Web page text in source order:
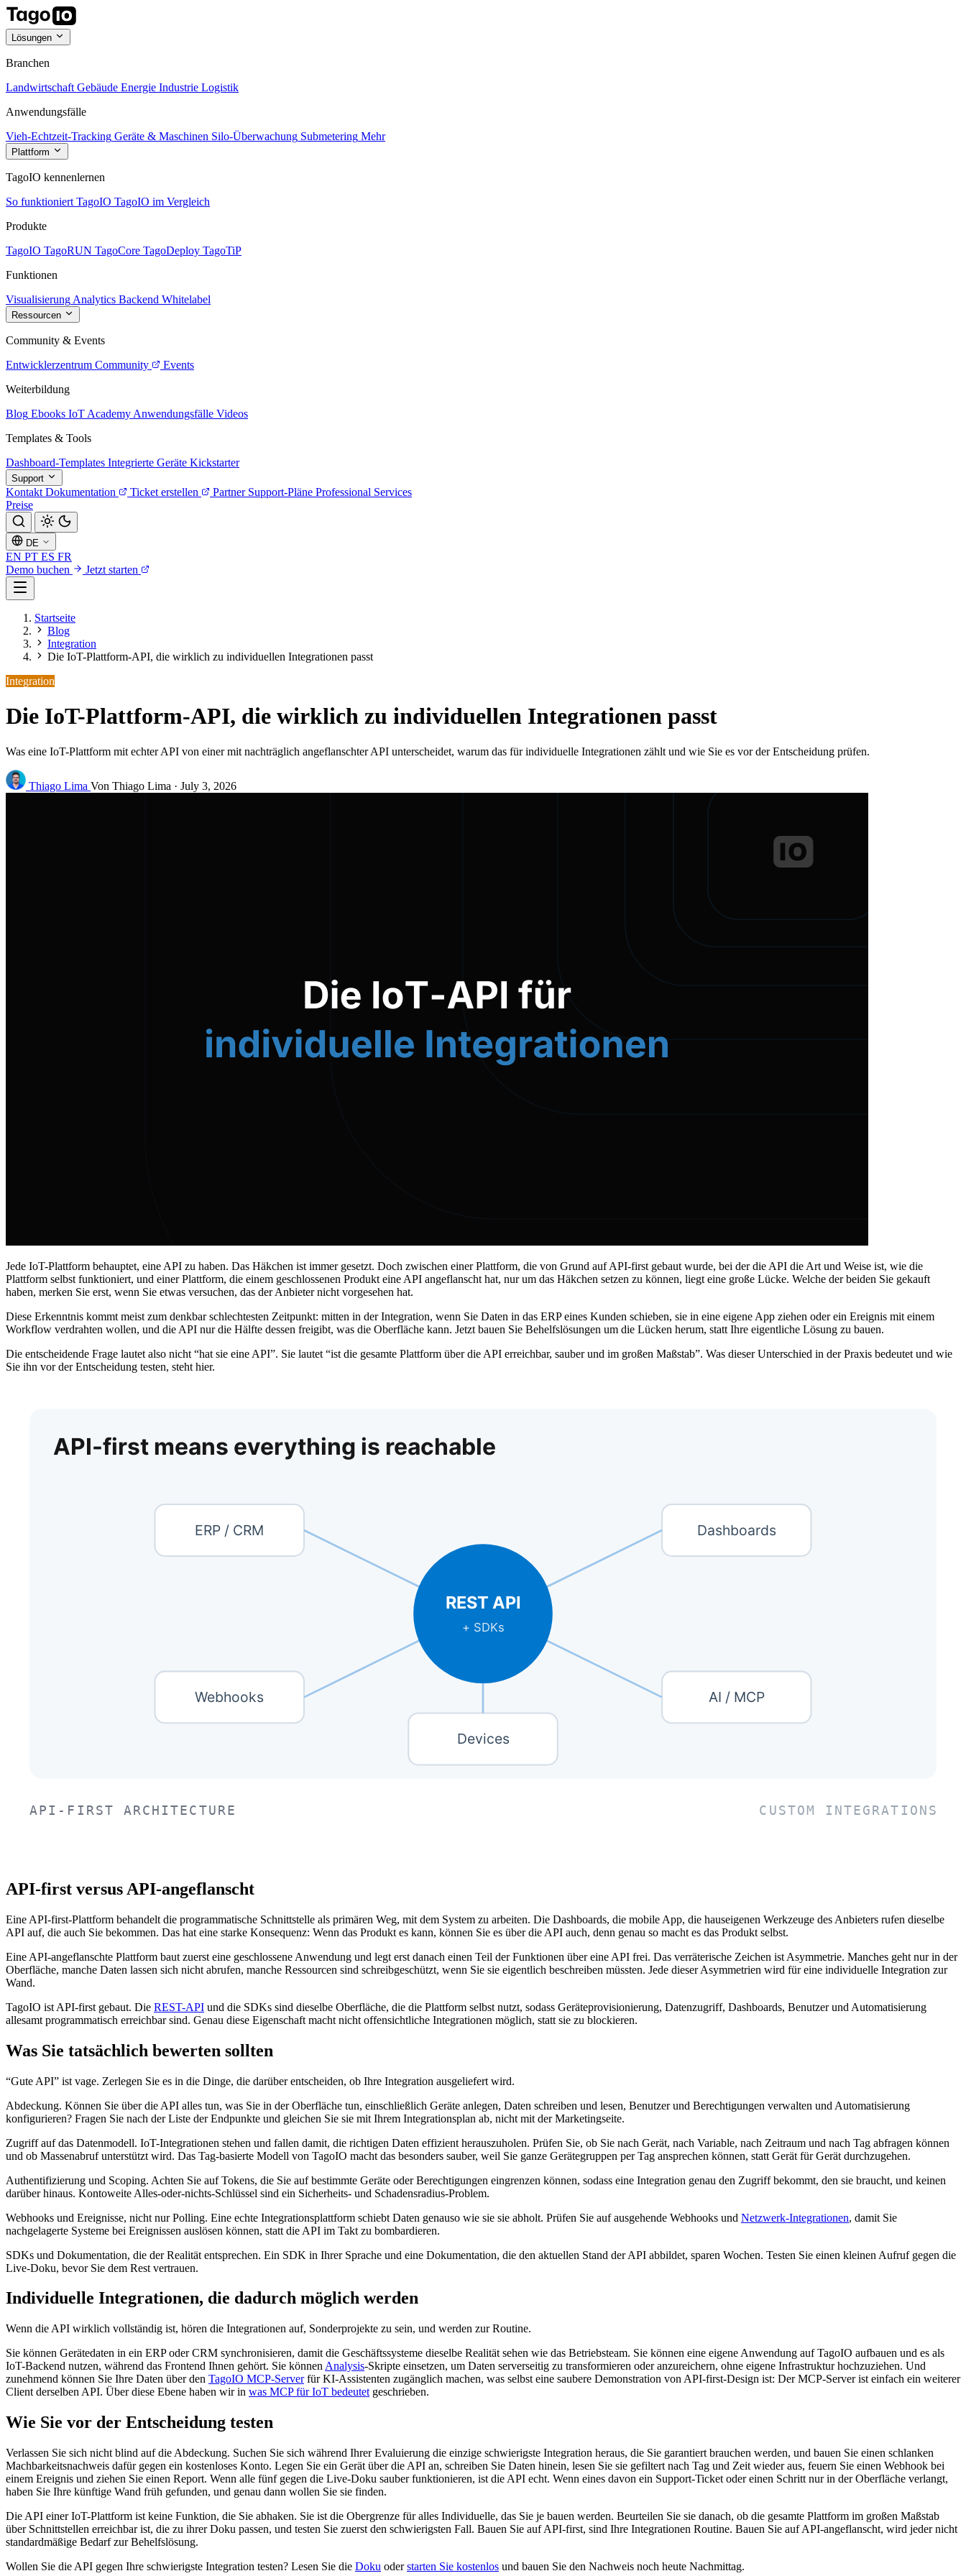
Lösungen
Branchen
Landwirtschaft Gebäude Energie Industrie Logistik
Anwendungsfälle
Vieh-Echtzeit-Tracking Geräte & Maschinen Silo-Überwachung Submetering Mehr
Plattform
TagoIO kennenlernen
So funktioniert TagoIO TagoIO im Vergleich
Produkte
TagoIO TagoRUN TagoCore TagoDeploy TagoTiP
Funktionen
Visualisierung Analytics Backend Whitelabel
Ressourcen
Community & Events
Entwicklerzentrum Community
Events
Weiterbildung
Blog Ebooks IoT Academy Anwendungsfälle Videos
Templates & Tools
Dashboard-Templates Integrierte Geräte Kickstarter
Support
Kontakt Dokumentation Ticket erstellen Partner Support-Pläne Professional Services
Preise
DE
EN PT ES FR
Demo buchen
Jetzt starten
Startseite
Blog
Integration
Die IoT-Plattform-API, die wirklich zu individuellen Integrationen passt
Integration
Die IoT-Plattform-API, die wirklich zu individuellen Integrationen passt
Was eine IoT-Plattform mit echter API von einer mit nachträglich angeflanschter API unterscheidet, warum das für individuelle Integrationen zählt und wie Sie es vor der Entscheidung prüfen.
Thiago Lima Von Thiago Lima · July 3, 2026
Jede IoT-Plattform behauptet, eine API zu haben. Das Häkchen ist immer gesetzt. Doch zwischen einer Plattform, die von Grund auf API-first gebaut wurde, bei der die API die Art und Weise ist, wie die
Plattform selbst funktioniert, und einer Plattform, die einem geschlossenen Produkt eine API angeflanscht hat, nur um das Häkchen setzen zu können, liegt eine große Lücke. Welche der beiden Sie gekauft
haben, merken Sie erst, wenn Sie etwas versuchen, das der Anbieter nicht vorgesehen hat.
Diese Erkenntnis kommt meist zum denkbar schlechtesten Zeitpunkt: mitten in der Integration, wenn Sie Daten in das ERP eines Kunden schieben, sie in eine eigene App ziehen oder ein Ereignis mit einem
Workflow verdrahten wollen, und die API nur die Hälfte dessen freigibt, was die Oberfläche kann. Jetzt bauen Sie Behelfslösungen um die Lücken herum, statt Ihre eigentliche Lösung zu bauen.
Die entscheidende Frage lautet also nicht “hat sie eine API”. Sie lautet “ist die gesamte Plattform über die API erreichbar, sauber und im großen Maßstab”. Was dieser Unterschied in der Praxis bedeutet und wie
Sie ihn vor der Entscheidung testen, steht hier.
API-first versus API-angeflanscht
Eine API-first-Plattform behandelt die programmatische Schnittstelle als primären Weg, mit dem System zu arbeiten. Die Dashboards, die mobile App, die hauseigenen Werkzeuge des Anbieters rufen dieselbe
API auf, die auch Sie bekommen. Das hat eine starke Konsequenz: Wenn das Produkt es kann, können Sie es über die API auch, denn genau so macht es das Produkt selbst.
Eine API-angeflanschte Plattform baut zuerst eine geschlossene Anwendung und legt erst danach einen Teil der Funktionen über eine API frei. Das verräterische Zeichen ist Asymmetrie. Manches geht nur in der
Oberfläche, manche Daten lassen sich nicht abrufen, manche Ressourcen sind schreibgeschützt, wenn Sie sie eigentlich beschreiben müssten. Jede dieser Asymmetrien wird für eine individuelle Integration zur
Wand.
TagoIO ist API-first gebaut. Die REST-API und die SDKs sind dieselbe Oberfläche, die die Plattform selbst nutzt, sodass Geräteprovisionierung, Datenzugriff, Dashboards, Benutzer und Automatisierung
allesamt programmatisch erreichbar sind. Genau diese Eigenschaft macht nicht offensichtliche Integrationen möglich, statt sie zu blockieren.
Was Sie tatsächlich bewerten sollten
“Gute API” ist vage. Zerlegen Sie es in die Dinge, die darüber entscheiden, ob Ihre Integration ausgeliefert wird.
Abdeckung. Können Sie über die API alles tun, was Sie in der Oberfläche tun, einschließlich Geräte anlegen, Daten schreiben und lesen, Benutzer und Berechtigungen verwalten und Automatisierung
konfigurieren? Fragen Sie nach der Liste der Endpunkte und gleichen Sie sie mit Ihrem Integrationsplan ab, nicht mit der Marketingseite.
Zugriff auf das Datenmodell. IoT-Integrationen stehen und fallen damit, die richtigen Daten effizient herauszuholen. Prüfen Sie, ob Sie nach Gerät, nach Variable, nach Zeitraum und nach Tag abfragen können
und ob Massenabruf unterstützt wird. Das Tag-basierte Modell von TagoIO macht das besonders sauber, weil Sie ganze Gerätegruppen per Tag ansprechen können, statt Gerät für Gerät durchzugehen.
Authentifizierung und Scoping. Achten Sie auf Tokens, die Sie auf bestimmte Geräte oder Berechtigungen eingrenzen können, sodass eine Integration genau den Zugriff bekommt, den sie braucht, und keinen
darüber hinaus. Kontoweite Alles-oder-nichts-Schlüssel sind ein Sicherheits- und Schadensradius-Problem.
Webhooks und Ereignisse, nicht nur Polling. Eine echte Integrationsplattform schiebt Daten genauso wie sie sie abholt. Prüfen Sie auf ausgehende Webhooks und Netzwerk-Integrationen, damit Sie
nachgelagerte Systeme bei Ereignissen auslösen können, statt die API im Takt zu bombardieren.
SDKs und Dokumentation, die der Realität entsprechen. Ein SDK in Ihrer Sprache und eine Dokumentation, die den aktuellen Stand der API abbildet, sparen Wochen. Testen Sie einen kleinen Aufruf gegen die
Live-Doku, bevor Sie dem Rest vertrauen.
Individuelle Integrationen, die dadurch möglich werden
Wenn die API wirklich vollständig ist, hören die Integrationen auf, Sonderprojekte zu sein, und werden zur Routine.
Sie können Gerätedaten in ein ERP oder CRM synchronisieren, damit die Geschäftssysteme dieselbe Realität sehen wie das Betriebsteam. Sie können eine eigene Anwendung auf TagoIO aufbauen und es als
IoT-Backend nutzen, während das Frontend Ihnen gehört. Sie können Analysis-Skripte einsetzen, um Daten serverseitig zu transformieren oder anzureichern, ohne eigene Infrastruktur hochzuziehen. Und
zunehmend können Sie Ihre Daten über den TagoIO MCP-Serverfür KI-Assistenten zugänglich machen, was selbst eine saubere Demonstration von API-first-Design ist: Der MCP-Server ist einfach ein weiterer
Client derselben API. Über diese Ebene haben wir in was MCP für IoT bedeutet geschrieben.
Wie Sie vor der Entscheidung testen
Verlassen Sie sich nicht blind auf die Abdeckung. Suchen Sie sich während Ihrer Evaluierung die einzige schwierigste Integration heraus, die Sie garantiert brauchen werden, und bauen Sie einen schlanken
Machbarkeitsnachweis dafür gegen ein kostenloses Konto. Legen Sie ein Gerät über die API an, schreiben Sie Daten hinein, lesen Sie sie gefiltert nach Tag und Zeit wieder aus, feuern Sie einen Webhook bei
einem Ereignis und ziehen Sie einen Report. Wenn alle fünf gegen die Live-Doku sauber funktionieren, ist die API echt. Wenn eines davon ein Support-Ticket oder einen Schritt nur in der Oberfläche verlangt,
haben Sie Ihre künftige Wand früh gefunden, und genau dann wollen Sie sie finden.
Die API einer IoT-Plattform ist keine Funktion, die Sie abhaken. Sie ist die Obergrenze für alles Individuelle, das Sie je bauen werden. Beurteilen Sie sie danach, ob die gesamte Plattform im großen Maßstab
über Schnittstellen erreichbar ist, die zu ihrer Doku passen, und testen Sie zuerst den schwierigsten Fall. Bauen Sie auf API-first, sind Ihre Integrationen Routine. Bauen Sie auf API-angeflanscht, wird jeder nicht
standardmäßige Bedarf zur Behelfslösung.
Wollen Sie die API gegen Ihre schwierigste Integration testen? Lesen Sie die Doku oderstarten Sie kostenlos und bauen Sie den Nachweis noch heute Nachmittag.